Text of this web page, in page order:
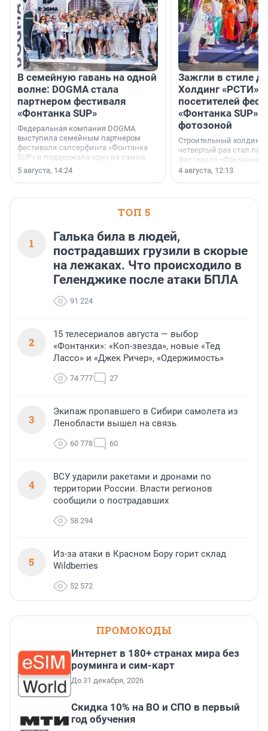
В семейную гавань на одной
волне: DOGMA стала
партнером фестиваля
«Фонтанка SUP»
Федеральная компания DOGMA
выступила семейным партнером
фестиваля сапсерфинга «Фонтанка
SUP» и поддержала одну из самых
ярких и романтичных номинаций —
«SUP-свадьба».
5 августа, 14:24
Зажгли в стиле
Холдинг «РСТИ»
посетителей
«Фонтанка SUP»
фотозоной
Строительный холдинг
четвертый раз стал
фестиваля «Фонтанка
раз компания
посетителям
4 августа, 12:13
ТОП 5
1
Галька била в людей,
пострадавших грузили в скорые
на лежаках. Что происходило в
Геленджике после атаки БПЛА
91 224
2
15 телесериалов августа — выбор
«Фонтанки»: «Коп-звезда», новые «Тед
Лассо» и «Джек Ричер», «Одержимость»
74 777 27
3
Экипаж пропавшего в Сибири самолета из
Ленобласти вышел на связь
60 778 60
4
ВСУ ударили ракетами и дронами по
территории России. Власти регионов
сообщили о пострадавших
58 294
5
Из-за атаки в Красном Бору горит склад
Wildberries
52 572
ПРОМОКОДЫ
Интернет в 180+ странах мира без
роуминга и сим-карт
До 31 декабря, 2026
Скидка 10% на ВО и СПО в первый
год обучения